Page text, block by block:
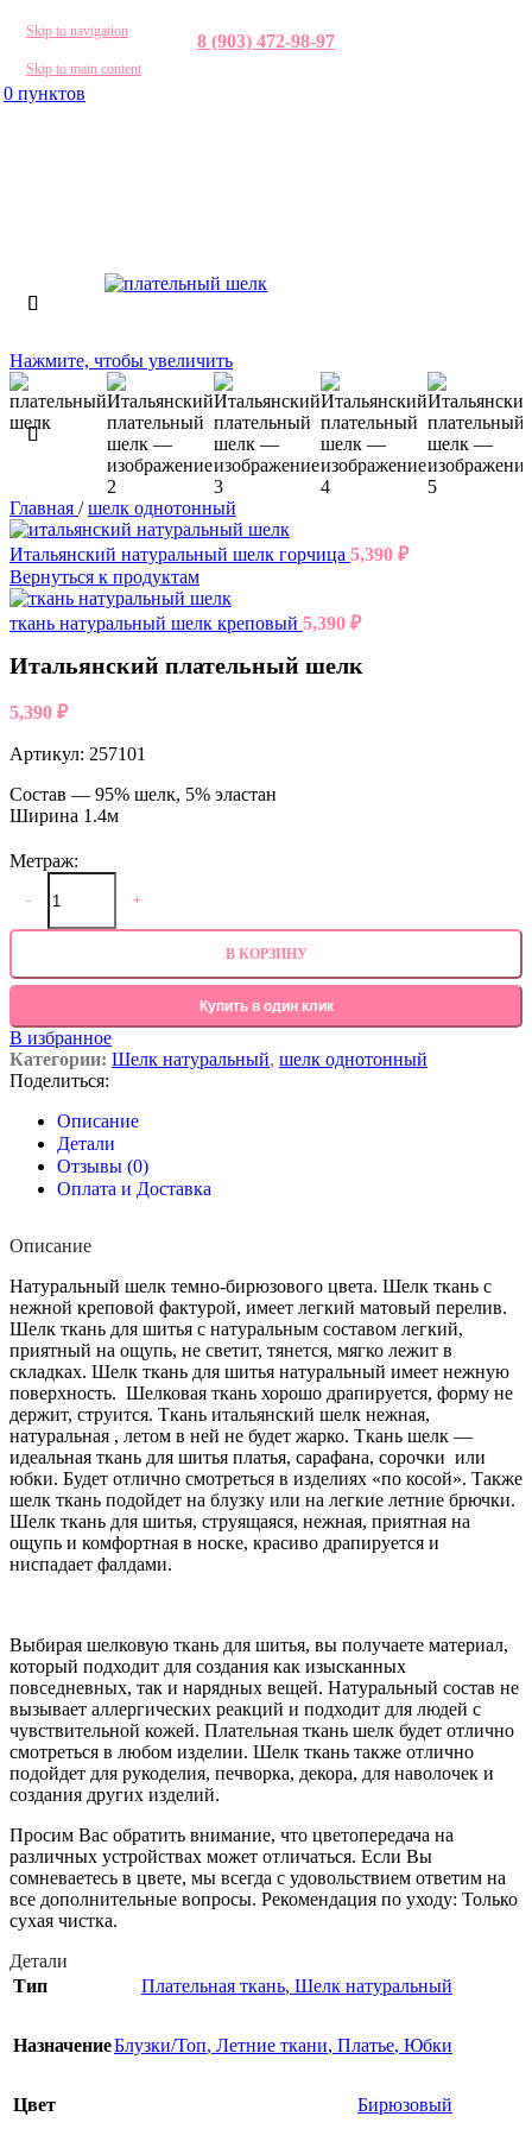
Skip to navigation
Skip to main content
8 (903) 472-98-97
0 пунктов
Нажмите, чтобы увеличить
Главная / шелк однотонный
Итальянский натуральный шелк горчица 5,390 ₽
Вернуться к продуктам
ткань натуральный шелк креповый 5,390 ₽
Итальянский плательный шелк
5,390 ₽
Артикул: 257101
Состав — 95% шелк, 5% эластан
Ширина 1.4м
Метраж:
- +
В КОРЗИНУ
Купить в один клик
В избранное
Категории: Шелк натуральный, шелк однотонный
Поделиться:
Описание
Детали
Отзывы (0)
Оплата и Доставка
Описание
Натуральный шелк темно-бирюзового цвета. Шелк ткань с
нежной креповой фактурой, имеет легкий матовый перелив.
Шелк ткань для шитья с натуральным составом легкий,
приятный на ощупь, не светит, тянется, мягко лежит в
складках. Шелк ткань для шитья натуральный имеет нежную
поверхность. Шелковая ткань хорошо драпируется, форму не
держит, струится. Ткань итальянский шелк нежная,
натуральная , летом в ней не будет жарко. Ткань шелк —
идеальная ткань для шитья платья, сарафана, сорочки или
юбки. Будет отлично смотреться в изделиях «по косой». Также
шелк ткань подойдет на блузку или на легкие летние брючки.
Шелк ткань для шитья, струящаяся, нежная, приятная на
ощупь и комфортная в носке, красиво драпируется и
ниспадает фалдами.
Выбирая шелковую ткань для шитья, вы получаете материал,
который подходит для создания как изысканных
повседневных, так и нарядных вещей. Натуральный состав не
вызывает аллергических реакций и подходит для людей с
чувствительной кожей. Плательная ткань шелк будет отлично
смотреться в любом изделии. Шелк ткань также отлично
подойдет для рукоделия, печворка, декора, для наволочек и
создания других изделий.
Просим Вас обратить внимание, что цветопередача на
различных устройствах может отличаться. Если Вы
сомневаетесь в цвете, мы всегда с удовольствием ответим на
все дополнительные вопросы. Рекомендация по уходу: Только
сухая чистка.
Детали
Тип
Плательная ткань, Шелк натуральный
НазначениеБлузки/Топ, Летние ткани, Платье, Юбки
Цвет Бирюзовый